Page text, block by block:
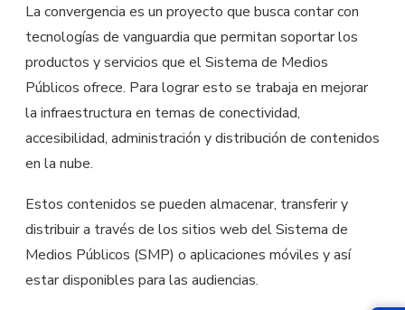
La convergencia es un proyecto que busca contar con
tecnologías de vanguardia que permitan soportar los
productos y servicios que el Sistema de Medios
Públicos ofrece. Para lograr esto se trabaja en mejorar
la infraestructura en temas de conectividad,
accesibilidad, administración y distribución de contenidos
en la nube.
Estos contenidos se pueden almacenar, transferir y
distribuir a través de los sitios web del Sistema de
Medios Públicos (SMP) o aplicaciones móviles y así
estar disponibles para las audiencias.